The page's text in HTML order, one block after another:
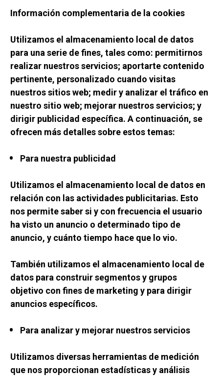
Información complementaria de la cookies
Utilizamos el almacenamiento local de datos
para una serie de fines, tales como: permitirnos
realizar nuestros servicios; aportarte contenido
pertinente, personalizado cuando visitas
nuestros sitios web; medir y analizar el tráfico en
nuestro sitio web; mejorar nuestros servicios; y
dirigir publicidad específica. A continuación, se
ofrecen más detalles sobre estos temas:
Para nuestra publicidad
Utilizamos el almacenamiento local de datos en
relación con las actividades publicitarias. Esto
nos permite saber si y con frecuencia el usuario
ha visto un anuncio o determinado tipo de
anuncio, y cuánto tiempo hace que lo vio.
También utilizamos el almacenamiento local de
datos para construir segmentos y grupos
objetivo con fines de marketing y para dirigir
anuncios específicos.
Para analizar y mejorar nuestros servicios
Utilizamos diversas herramientas de medición
que nos proporcionan estadísticas y análisis